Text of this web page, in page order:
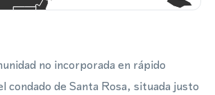
no incorporada en rápido
condado de Santa Rosa, situada justo